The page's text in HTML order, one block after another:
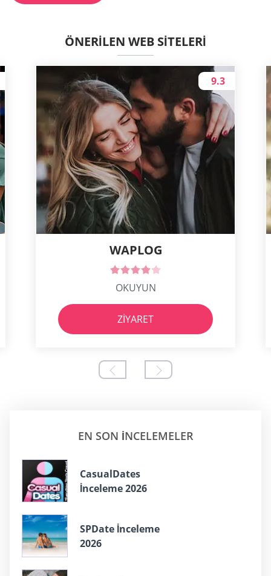
ÖNERILEN WEB SITELERI
WAPLOG
9.3
OKUYUN
ZIYARET
EN SON INCELEMELER
СasualDates
İnceleme 2026
SPDate İnceleme
2026